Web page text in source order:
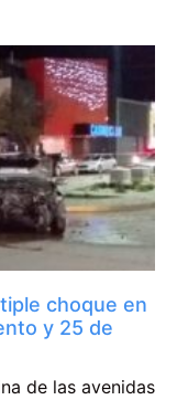
choque en
y 25 de
de las avenidas